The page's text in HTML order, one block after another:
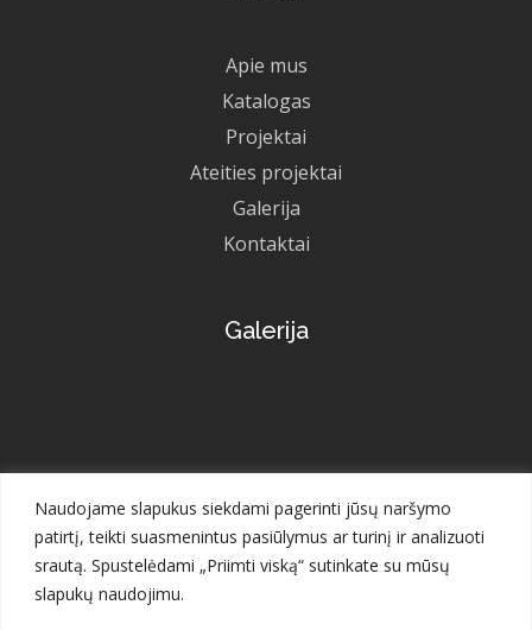
Naudojame slapukus siekdami pagerinti jūsų naršymo
patirtį, teikti suasmenintus pasiūlymus ar turinį ir analizuoti
srautą. Spustelėdami „Priimti viską“ sutinkate su mūsų
slapukų naudojimu.
Apie mus
Katalogas
Projektai
Ateities projektai
Galerija
Kontaktai
Galerija
Visos teisės saugomos © 2023